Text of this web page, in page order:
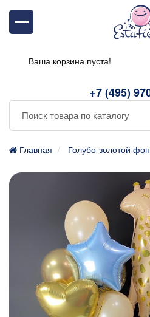
+7 (495)
Ваша корзина пуста!
Главная Голубо-золотой